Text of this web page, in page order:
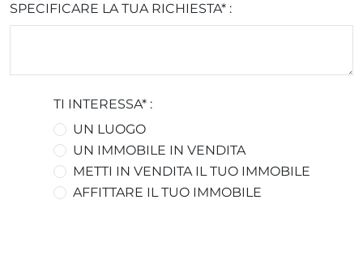
SPECIFICARE LA TUA RICHIESTA* :
TI INTERESSA* :
UN LUOGO
UN IMMOBILE IN VENDITA
METTI IN VENDITA IL TUO IMMOBILE
AFFITTARE IL TUO IMMOBILE